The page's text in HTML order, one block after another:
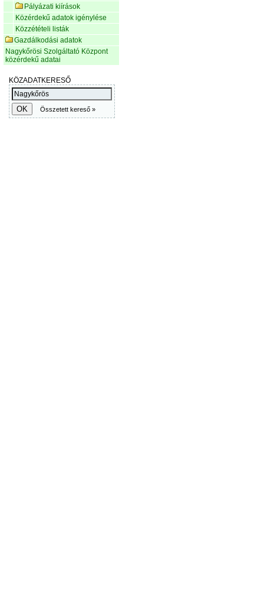
Pályázati kiírások
Közérdekű adatok igénylése
Közzétételi listák
Gazdálkodási adatok
Nagykőrösi Szolgáltató Központ
közérdekű adatai